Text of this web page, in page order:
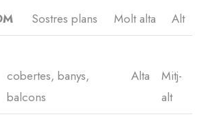
Sostres plans Molt alta Alt
cobertes, banys,
balcons
Alta
Mitj-
alt